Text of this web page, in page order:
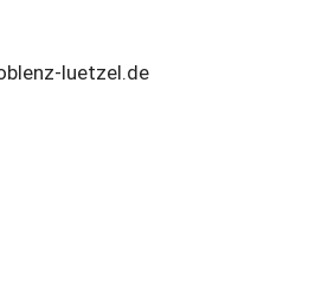
luetzel.de